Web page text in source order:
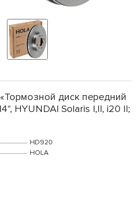
диск передний
HYUNDAI Solaris I,II, i20 II;
HD920
HOLA